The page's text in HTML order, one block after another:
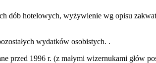
dób hotelowych, wyżywienie wg opisu
wydatków osobistych. .
1996 r. (z małymi wizernukami głów